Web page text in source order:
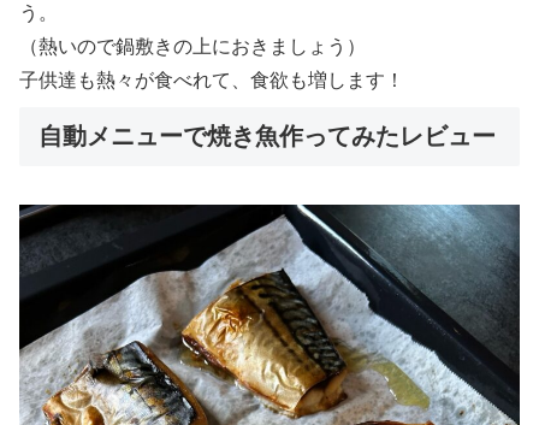
う。
（熱いので鍋敷きの上におきましょう）
子供達も熱々が食べれて、食欲も増します！
自動メニューで焼き魚作ってみたレビュー